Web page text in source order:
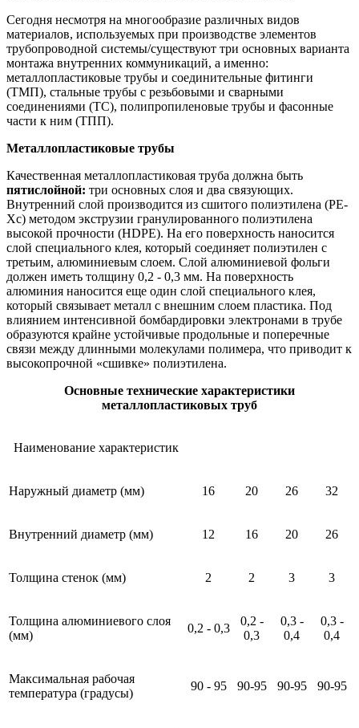
Сегодня несмотря на многообразие различных видов
материалов, используемых при производстве элементов
трубопроводной системы/существуют три основных варианта
монтажа внутренних коммуникаций, а именно:
металлопластиковые трубы и соединительные фитинги
(ТМП), стальные трубы с резьбовыми и сварными
соединениями (ТС), полипропиленовые трубы и фасонные
части к ним (ТПП).
Металлопластиковые трубы
Качественная металлопластиковая труба должна быть
пятислойной: три основных слоя и два связующих.
Внутренний слой производится из сшитого полиэтилена (РЕ-
Хс) методом экструзии гранулированного полиэтилена
высокой прочности (HDPE). На его поверхность наносится
слой специального клея, который соединяет полиэтилен с
третьим, алюминиевым слоем. Слой алюминиевой фольги
должен иметь толщину 0,2 - 0,3 мм. На поверхность
алюминия наносится еще один слой специального клея,
который связывает металл с внешним слоем пластика. Под
влиянием интенсивной бомбардировки электронами в трубе
образуются крайне устойчивые продольные и поперечные
связи между длинными молекулами полимера, что приводит к
высокопрочной «сшивке» полиэтилена.
Основные технические характеристики
металлопластиковых труб
Наименование характеристик
Наружный диаметр (мм) 16 20 26 32
Внутренний диаметр (мм) 12 16 20 26
Толщина стенок (мм) 2 2 3 3
Толщина алюминиевого слоя
(мм)
0,2 - 0,3
0,2 -
0,3
0,3 -
0,4
0,3 -
0,4
Максимальная рабочая
температура (градусы)
90 - 95 90-95 90-95 90-95